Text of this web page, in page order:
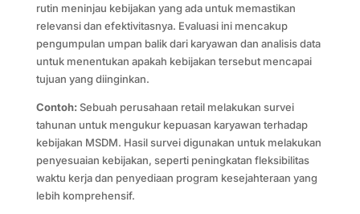
rutin meninjau kebijakan yang ada untuk memastikan
relevansi dan efektivitasnya. Evaluasi ini mencakup
pengumpulan umpan balik dari karyawan dan analisis data
untuk menentukan apakah kebijakan tersebut mencapai
tujuan yang diinginkan.
Contoh: Sebuah perusahaan retail melakukan survei
tahunan untuk mengukur kepuasan karyawan terhadap
kebijakan MSDM. Hasil survei digunakan untuk melakukan
penyesuaian kebijakan, seperti peningkatan fleksibilitas
waktu kerja dan penyediaan program kesejahteraan yang
lebih komprehensif.